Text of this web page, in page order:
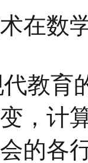
在数
教育
，计
的各